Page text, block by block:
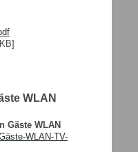
WLAN
Gäste WLAN
WLAN-TV-